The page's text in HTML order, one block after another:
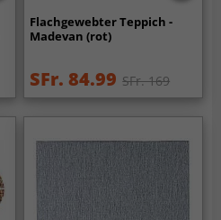
Flachgewebter Teppich -
Madevan (rot)
SFr. 84.99 SFr. 169